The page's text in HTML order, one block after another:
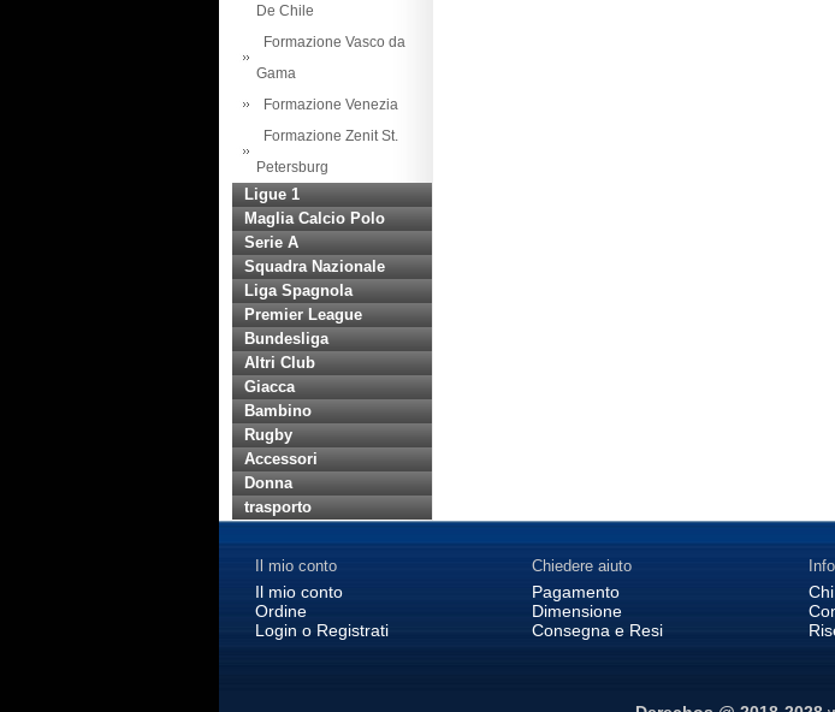
De Chile
Formazione Vasco da
Gama
Formazione Venezia
Formazione Zenit St.
Petersburg
Ligue 1
Maglia Calcio Polo
Serie A
Squadra Nazionale
Liga Spagnola
Premier League
Bundesliga
Altri Club
Giacca
Bambino
Rugby
Accessori
Donna
trasporto
Il mio conto
Il mio conto
Ordine
Login o Registrati
Chiedere aiuto
Pagamento
Dimensione
Consegna e Resi